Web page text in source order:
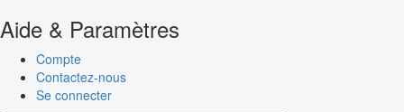
Aide & Paramètres
Compte
Contactez-nous
Se connecter